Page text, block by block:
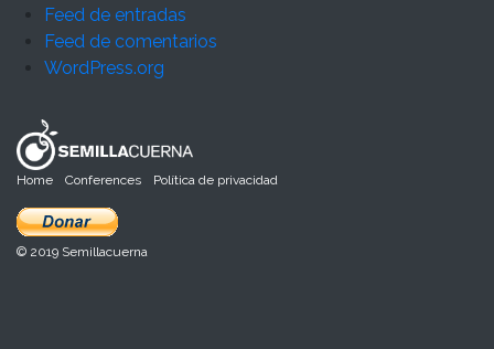
Feed de entradas
Feed de comentarios
WordPress.org
Home Conferences Política de privacidad
© 2019 Semillacuerna